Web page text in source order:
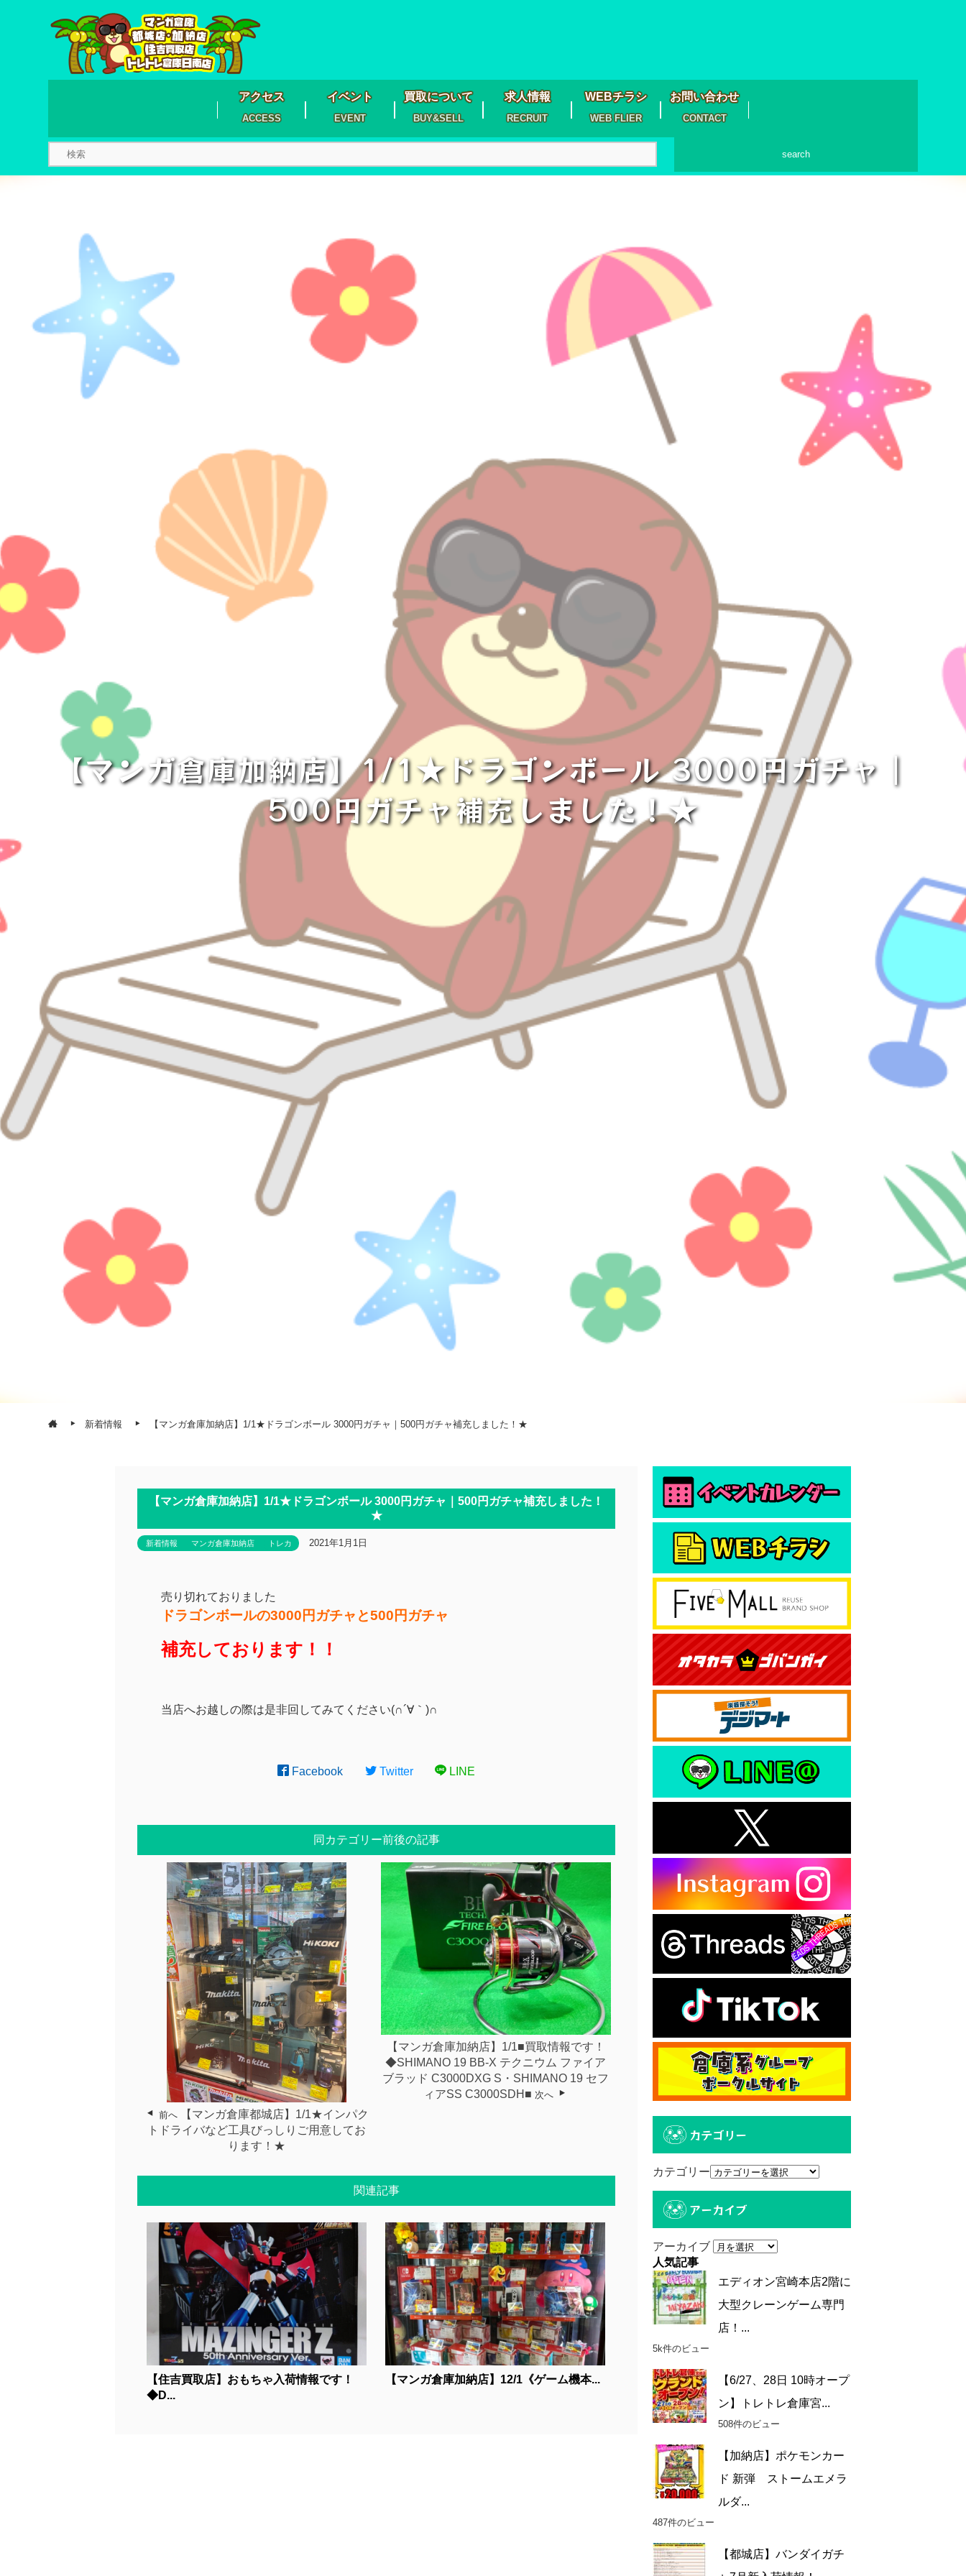
アクセス
ACCESS
イベント
EVENT
買取について
BUY&SELL
求人情報
RECRUIT
WEBチラシ
WEB FLIER
お問い合わせ
CONTACT
search
【マンガ倉庫加納店】1/1★ドラゴンボール 3000円ガチャ｜
500円ガチャ補充しました！★
新着情報 【マンガ倉庫加納店】1/1★ドラゴンボール 3000円ガチャ｜500円ガチャ補充しました！★
【マンガ倉庫加納店】1/1★ドラゴンボール 3000円ガチャ｜500円ガチャ補充しました！
★
新着情報 マンガ倉庫加納店 トレカ 2021年1月1日
売り切れておりました
ドラゴンボールの3000円ガチャと500円ガチャ
補充しております！！
当店へお越しの際は是非回してみてください(∩´∀｀)∩
Facebook Twitter LINE
同カテゴリー前後の記事
前へ
【マンガ倉庫都城店】1/1★インパク
トドライバなど工具びっしりご用意してお
ります！★
【マンガ倉庫加納店】1/1■買取情報です！
◆SHIMANO 19 BB-X テクニウム ファイア
ブラッド C3000DXG S・SHIMANO 19 セフ
ィアSS C3000SDH■ 次へ
関連記事
【住吉買取店】おもちゃ入荷情報です！
◆D...
【マンガ倉庫加納店】12/1《ゲーム機本...
カテゴリー
カテゴリー
アーカイブ
アーカイブ
人気記事
エディオン宮崎本店2階に
大型クレーンゲーム専門
店！...
5k件のビュー
【6/27、28日 10時オープ
ン】トレトレ倉庫宮...
508件のビュー
【加納店】ポケモンカー
ド 新弾 ストームエメラ
ルダ...
487件のビュー
【都城店】バンダイガチ